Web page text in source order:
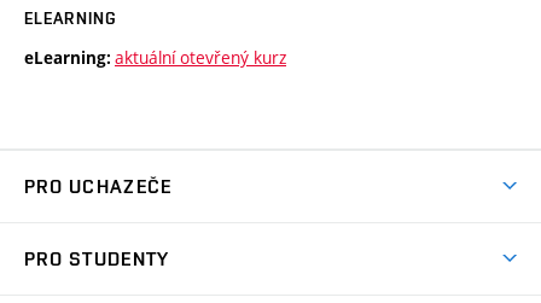
ELEARNING
eLearning: aktuální otevřený kurz
PRO UCHAZEČE
PRO STUDENTY